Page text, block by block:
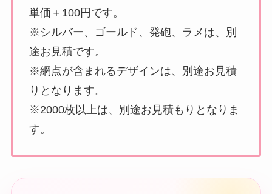
単価＋100円です。
※シルバー、ゴールド、発砲、ラメは、別
途お見積です。
※網点が含まれるデザインは、別途お見積
りとなります。
※2000枚以上は、別途お見積もりとなりま
す。